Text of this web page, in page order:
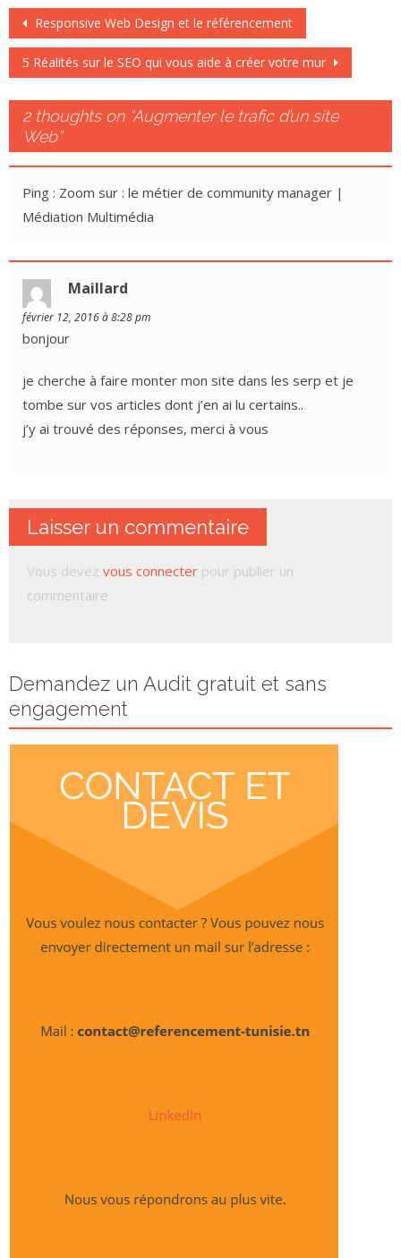
Post
navigation
Responsive Web Design et le référencement
5 Réalités sur le SEO qui vous aide à créer votre mur
2 thoughts on “Augmenter le trafic d’un site
Web”
Ping : Zoom sur : le métier de community manager |
Médiation Multimédia
Maillard
février 12, 2016 à 8:28 pm
bonjour
je cherche à faire monter mon site dans les serp et je
tombe sur vos articles dont j’en ai lu certains..
j’y ai trouvé des réponses, merci à vous
Laisser un commentaire
Vous devez vous connecter pour publier un
commentaire.
Demandez un Audit gratuit et sans
engagement